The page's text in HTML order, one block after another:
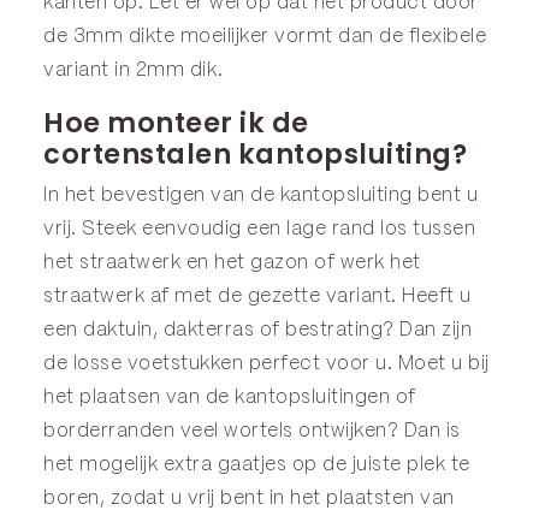
de 3mm dikte moeilijker vormt dan de flexibele
variant in 2mm dik.
Hoe monteer ik de
cortenstalen kantopsluiting?
In het bevestigen van de kantopsluiting bent u
vrij. Steek eenvoudig een lage rand los tussen
het straatwerk en het gazon of werk het
straatwerk af met de gezette variant. Heeft u
een daktuin, dakterras of bestrating? Dan zijn
de losse voetstukken perfect voor u. Moet u bij
het plaatsen van de kantopsluitingen of
borderranden veel wortels ontwijken? Dan is
het mogelijk extra gaatjes op de juiste plek te
boren, zodat u vrij bent in het plaatsten van